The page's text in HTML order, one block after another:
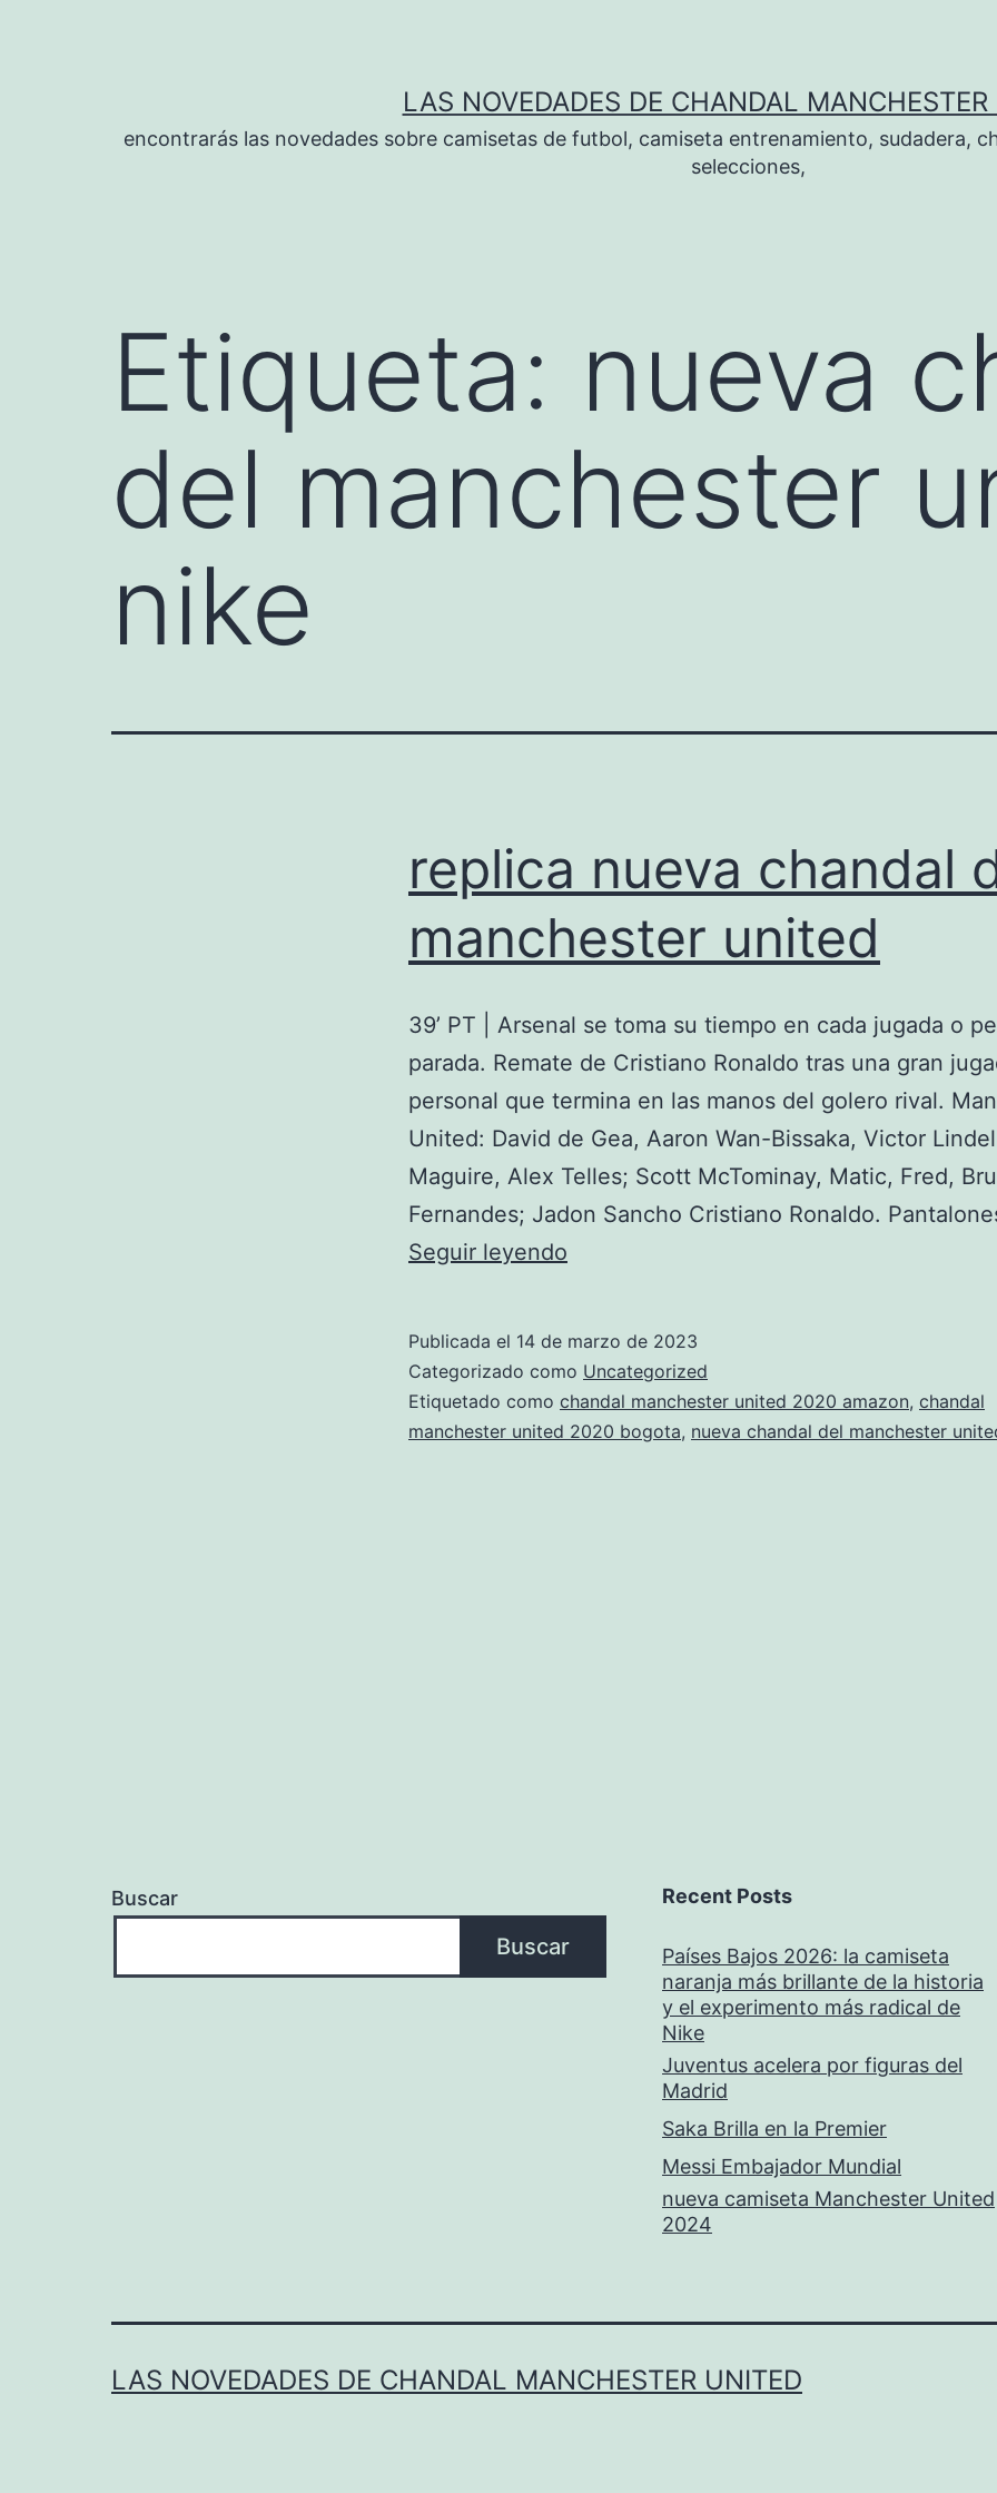
LAS NOVEDADES DE CHANDAL
encontrarás las novedades sobre camisetas de futbol, camiseta entrenamiento, sudadera,
selecciones,
Etiqueta: nueva
del manchester
nike
replica nueva chandal
manchester united
39’ PT | Arsenal se toma su tiempo en cada jugada o
parada. Remate de Cristiano Ronaldo tras una gran
personal que termina en las manos del golero rival.
United: David de Gea, Aaron Wan-Bissaka, Victor
Maguire, Alex Telles; Scott McTominay, Matic, Fred,
Fernandes; Jadon Sancho Cristiano Ronaldo.
Seguir leyendo
del
manchester
united
Publicada el 14 de marzo de 2023
Categorizado como Uncategorized
Etiquetado como chandal manchester united 2020 amazon, chandal
manchester united 2020 bogota, nueva chandal del manchester
Buscar
Buscar
Recent Posts
Países Bajos 2026: la camiseta
naranja más brillante de la historia
y el experimento más radical de
Nike
Juventus acelera por figuras del
Madrid
Saka Brilla en la Premier
Messi Embajador Mundial
nueva camiseta Manchester United
2024
LAS NOVEDADES DE CHANDAL MANCHESTER UNITED